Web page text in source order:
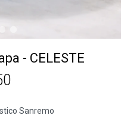
- CELESTE
Sanremo